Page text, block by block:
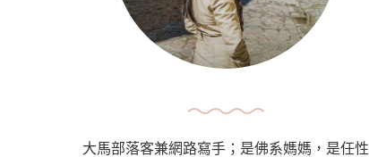
大馬部落客兼網路寫手；是佛系媽媽，是任性